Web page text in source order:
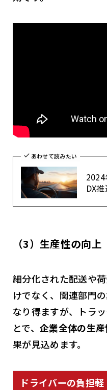
あわせて読みたい
DX
（3）生産性の向上
細分化された配送や
けでなく、関連部門
なり得ますが、トラ
とで、 企業全体の生
果が見込めます。
ドライバーの負担軽